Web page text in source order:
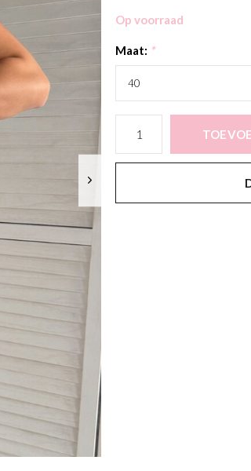
Op voorraad
Maat: *